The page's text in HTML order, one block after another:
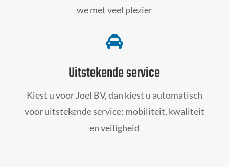
we met veel plezier

Uitstekende service
Kiest u voor Joel BV, dan kiest u automatisch
voor uitstekende service: mobiliteit, kwaliteit
en veiligheid